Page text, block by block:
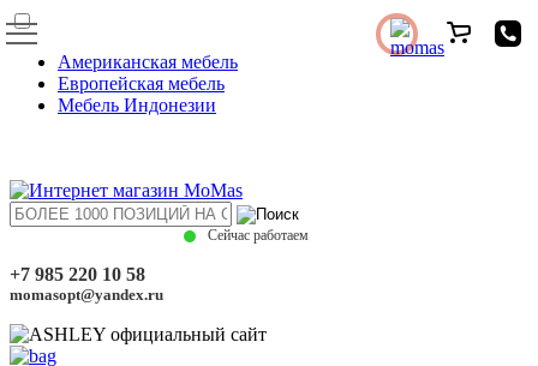
Американская мебель
Европейская мебель
Мебель Индонезии
Сейчас работаем
+7 985 220 10 58
momasopt@yandex.ru